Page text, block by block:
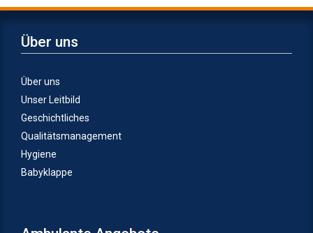
Über uns
Über uns
Unser Leitbild
Geschichtliches
Qualitätsmanagement
Hygiene
Babyklappe